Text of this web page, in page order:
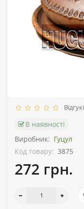
В наявності
Виробник: Гуцул
Код товару: 3875
272 грн.